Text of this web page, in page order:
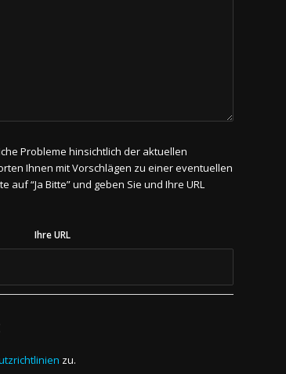
Probleme hinsichtlich der aktuellen
Ihnen mit Vorschlägen zu einer eventuellen
“Ja Bitte” und geben Sie und Ihre URL
Ihre URL
zu.